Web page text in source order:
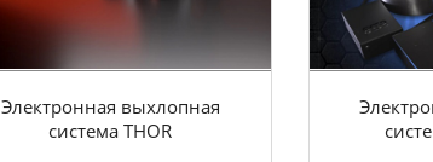
Электронная выхлопная
система THOR